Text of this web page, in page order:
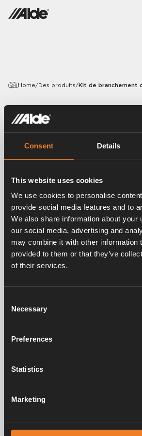
Consent Details
This website uses cookies
We use cookies to personalise
provide social media features and to
We also share information about your
our social media, advertising and
may combine it with other information
provided to them or that they’ve
of their services.
Selection
Necessary
Preferences
Statistics
Marketing
Home/Des produits/Kit de branchement
Kit de
Article number:
3010598
robinet de vidange ainsi que d’un
Pour raccordement à des tuyaux
Alde crée un sentiment d'appartenance à la
fabriquant des systèmes de chauffage pour les